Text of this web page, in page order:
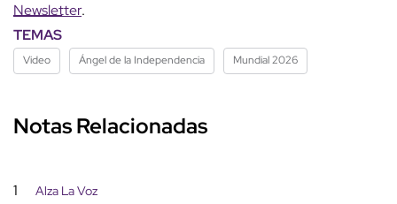
Newsletter.
TEMAS
Video Ángel de la Independencia Mundial 2026
Notas Relacionadas
1 Alza La Voz